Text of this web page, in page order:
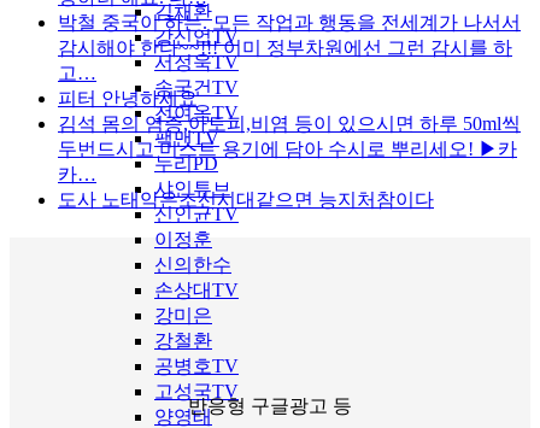
김채환
강신업TV
서정욱TV
송국건TV
전여옥TV
팩맨TV
누리PD
샤인튜브
신인균TV
이정훈
신의한수
손상대TV
강미은
강철환
공병호TV
고성국TV
양영태
박철 중국이 하는. 모든 작업과 행동을 전세계가 나서서
감시해야 한다~~!!! 이미 정부차원에선 그런 감시를 하
고…
피터 안녕하세요
김석 몸의 염증,아토피,비염 등이 있으시면 하루 50ml씩
두번드시고 미스트 용기에 담아 수시로 뿌리세오! ▶카
카…
도사 노태악은조선시대같으면 능지처참이다
반응형 구글광고 등